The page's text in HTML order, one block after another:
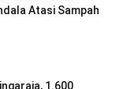
Atasi Sampah
1.600